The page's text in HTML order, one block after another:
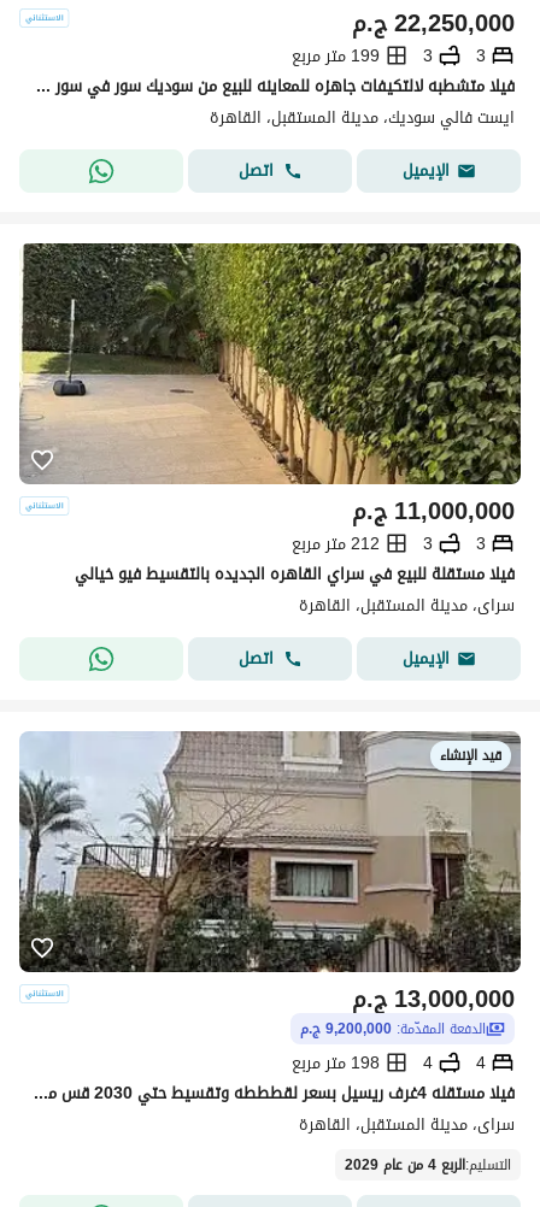
ج.م22,250,000
3
3
199 متر مربع
فيلا متشطبه لالتكيفات جاهزه للمعاينه للبيع من سوديك سور في سور مع مفيدا بالقرب من كايروفيستيفال Sodic Eastvale
ايست فالي سوديك، مدينة المستقبل، القاهرة
الإيميل
اتصل
ج.م11,000,000
3
3
212 متر مربع
فيلا مستقلة للبيع في سراي القاهره الجديده بالتقسيط فيو خيالي
سراى، مدينة المستقبل، القاهرة
الإيميل
اتصل
قيد الإنشاء
ج.م13,000,000
الدفعة المقدّمة: 9,200,000 ج.م
4
4
198 متر مربع
فيلا مستقله 4غرف ريسيل بسعر لقطططه وتقسيط حتي 2030 قس مرحله ري في كمبوند سراي سور بسور مدينتي كمبوند متكامل الخدمات المرافق
سراى، مدينة المستقبل، القاهرة
التسليم:الربع 4 من عام 2029